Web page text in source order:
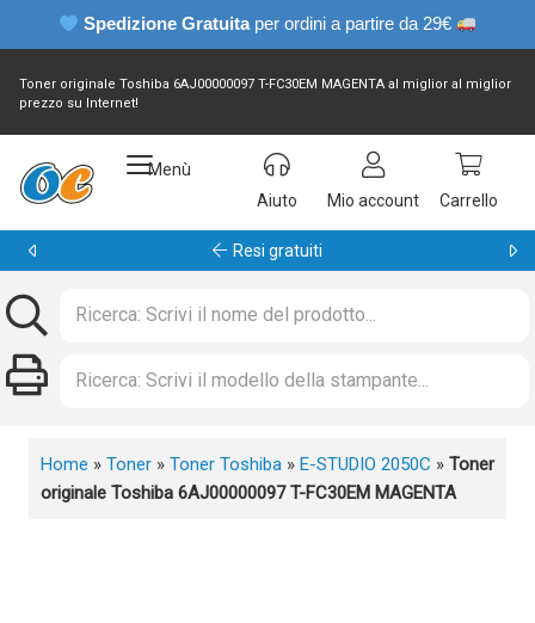
Spedizione Gratuita per ordini a partire da 29€
Toner originale Toshiba 6AJ00000097 T-FC30EM MAGENTA al miglior al miglior
prezzo su Internet!
Menù
Aiuto
Mio account Carrello
Garanzia 24 mesi
Home » Toner » Toner Toshiba » E-STUDIO 2050C » Toner
originale Toshiba 6AJ00000097 T-FC30EM MAGENTA